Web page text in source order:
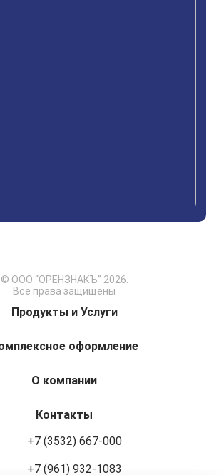
© ООО “ОРЕНЗНАКЪ” 2026.
Все права защищены
Продукты и Услуги
оформление
О компании
Контакты
+7 (3532) 667-000
+7 (961) 932-1083